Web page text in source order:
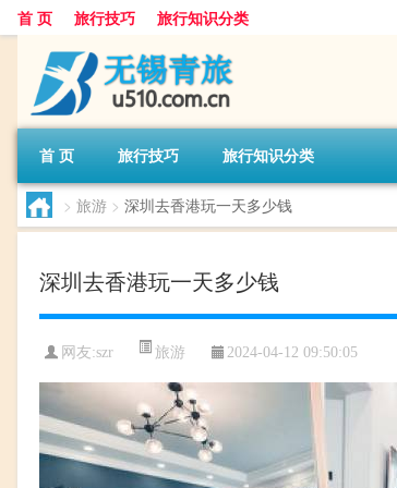
首 页 旅行技巧 旅行知识分类
首 页 旅行技巧 旅行知识分类
> 旅游 > 深圳去香港玩一天多少钱
深圳去香港玩一天多少钱
网友:szr 旅游 2024-04-12 09:50:05